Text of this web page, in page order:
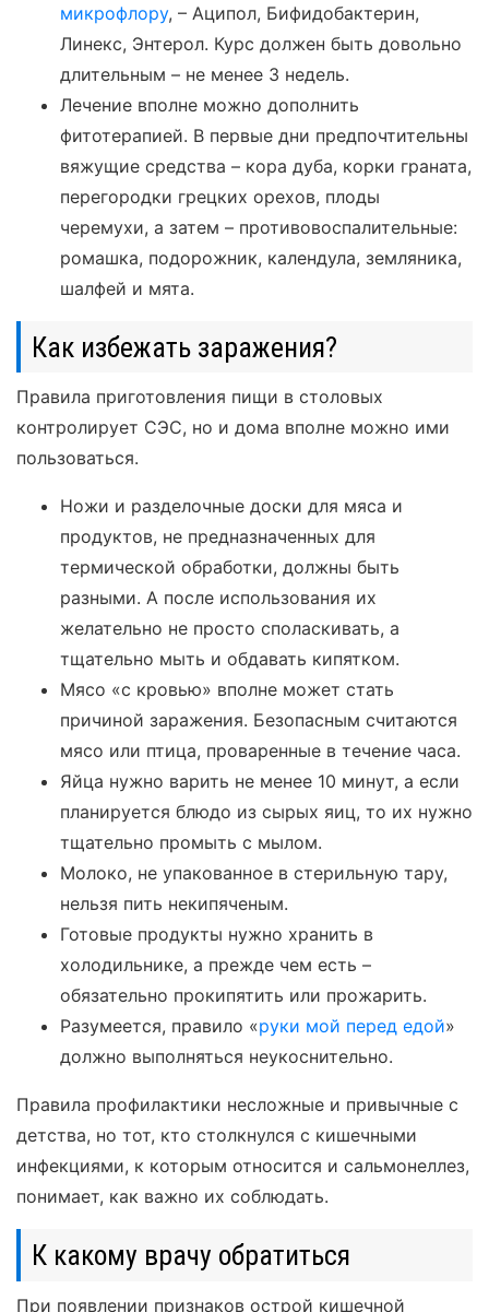
микрофлору, – Аципол, Бифидобактерин,
Линекс, Энтерол. Курс должен быть довольно
длительным – не менее 3 недель.
Лечение вполне можно дополнить
фитотерапией. В первые дни предпочтительны
вяжущие средства – кора дуба, корки граната,
перегородки грецких орехов, плоды
черемухи, а затем – противовоспалительные:
ромашка, подорожник, календула, земляника,
шалфей и мята.
Как избежать заражения?
Правила приготовления пищи в столовых
контролирует СЭС, но и дома вполне можно ими
пользоваться.
Ножи и разделочные доски для мяса и
продуктов, не предназначенных для
термической обработки, должны быть
разными. А после использования их
желательно не просто споласкивать, а
тщательно мыть и обдавать кипятком.
Мясо «с кровью» вполне может стать
причиной заражения. Безопасным считаются
мясо или птица, проваренные в течение часа.
Яйца нужно варить не менее 10 минут, а если
планируется блюдо из сырых яиц, то их нужно
тщательно промыть с мылом.
Молоко, не упакованное в стерильную тару,
нельзя пить некипяченым.
Готовые продукты нужно хранить в
холодильнике, а прежде чем есть –
обязательно прокипятить или прожарить.
Разумеется, правило «руки мой перед едой»
должно выполняться неукоснительно.
Правила профилактики несложные и привычные с
детства, но тот, кто столкнулся с кишечными
инфекциями, к которым относится и сальмонеллез,
понимает, как важно их соблюдать.
К какому врачу обратиться
При появлении признаков острой кишечной